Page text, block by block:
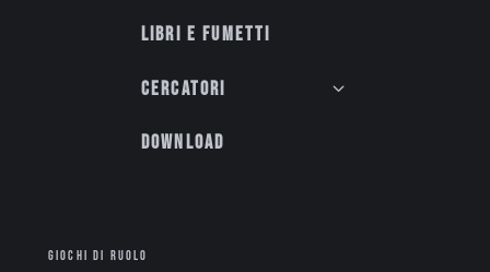
Libri e fumetti
Cercatori
Download
GIOCHI DI RUOLO